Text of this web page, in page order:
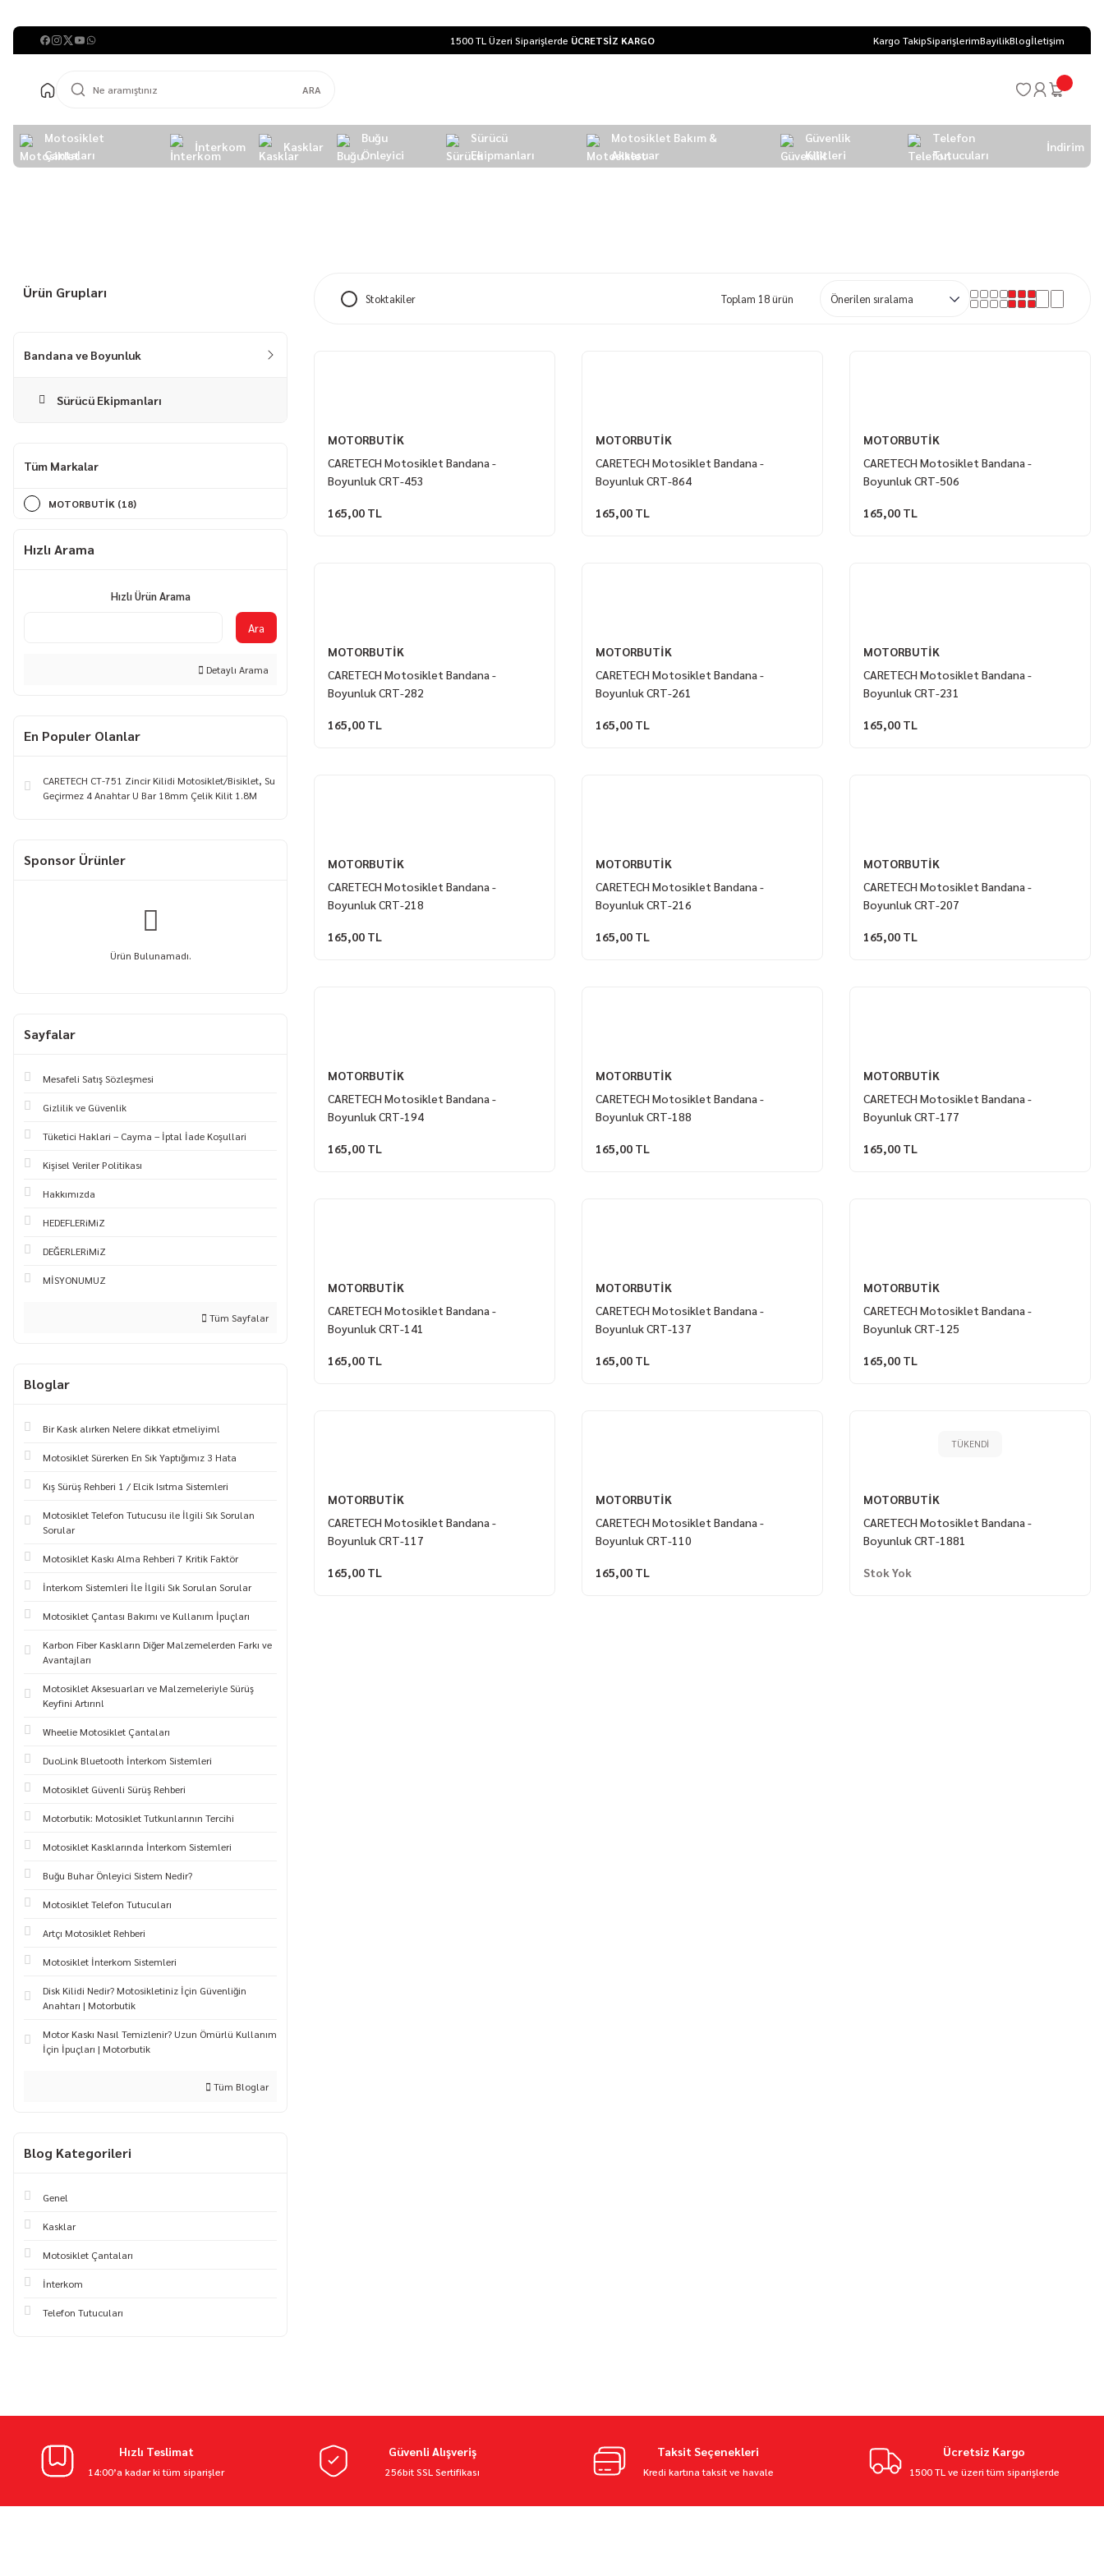
1500 TL Üzeri Siparişlerde ÜCRETSİZ KARGO Kargo TakipSiparişlerimBayilikBlogİletişim
ARA
Motosiklet
Çantaları
İnterkom Kasklar
Buğu
Önleyici
Sürücü
Ekipmanları
Motosiklet Bakım &
Aksesuar
Güvenlik
Kilitleri
Telefon
Tutucuları
İndirim
Ürün Grupları
Bandana ve Boyunluk
Sürücü Ekipmanları
Tüm Markalar
MOTORBUTİK (18)
Hızlı Arama
Hızlı Ürün Arama
Ara
Detaylı Arama
En Populer Olanlar
CARETECH CT-751 Zincir Kilidi Motosiklet/Bisiklet, Su
Geçirmez 4 Anahtar U Bar 18mm Çelik Kilit 1.8M
Sponsor Ürünler
Ürün Bulunamadı.
Sayfalar
Mesafeli Satış Sözleşmesi
Gizlilik ve Güvenlik
Tüketici Haklari – Cayma – İptal İade Koşullari
Kişisel Veriler Politikası
Hakkımızda
HEDEFLERiMiZ
DEĞERLERiMiZ
MİSYONUMUZ
Tüm Sayfalar
Bloglar
Bir Kask alırken Nelere dikkat etmeliyim!
Motosiklet Sürerken En Sık Yaptığımız 3 Hata
Kış Sürüş Rehberi 1 / Elcik Isıtma Sistemleri
Motosiklet Telefon Tutucusu ile İlgili Sık Sorulan
Sorular
Motosiklet Kaskı Alma Rehberi 7 Kritik Faktör
İnterkom Sistemleri İle İlgili Sık Sorulan Sorular
Motosiklet Çantası Bakımı ve Kullanım İpuçları
Karbon Fiber Kaskların Diğer Malzemelerden Farkı ve
Avantajları
Motosiklet Aksesuarları ve Malzemeleriyle Sürüş
Keyfini Artırın!
Wheelie Motosiklet Çantaları
DuoLink Bluetooth İnterkom Sistemleri
Motosiklet Güvenli Sürüş Rehberi
Motorbutik: Motosiklet Tutkunlarının Tercihi
Motosiklet Kasklarında İnterkom Sistemleri
Buğu Buhar Önleyici Sistem Nedir?
Motosiklet Telefon Tutucuları
Artçı Motosiklet Rehberi
Motosiklet İnterkom Sistemleri
Disk Kilidi Nedir? Motosikletiniz İçin Güvenliğin
Anahtarı | Motorbutik
Motor Kaskı Nasıl Temizlenir? Uzun Ömürlü Kullanım
İçin İpuçları | Motorbutik
Tüm Bloglar
Blog Kategorileri
Genel
Kasklar
Motosiklet Çantaları
İnterkom
Telefon Tutucuları
Stoktakiler Toplam 18 ürün
MOTORBUTİK
CARETECH Motosiklet Bandana -
Boyunluk CRT-453
165,00 TL
MOTORBUTİK
CARETECH Motosiklet Bandana -
Boyunluk CRT-864
165,00 TL
MOTORBUTİK
CARETECH Motosiklet Bandana -
Boyunluk CRT-506
165,00 TL
MOTORBUTİK
CARETECH Motosiklet Bandana -
Boyunluk CRT-282
165,00 TL
MOTORBUTİK
CARETECH Motosiklet Bandana -
Boyunluk CRT-261
165,00 TL
MOTORBUTİK
CARETECH Motosiklet Bandana -
Boyunluk CRT-231
165,00 TL
MOTORBUTİK
CARETECH Motosiklet Bandana -
Boyunluk CRT-218
165,00 TL
MOTORBUTİK
CARETECH Motosiklet Bandana -
Boyunluk CRT-216
165,00 TL
MOTORBUTİK
CARETECH Motosiklet Bandana -
Boyunluk CRT-207
165,00 TL
MOTORBUTİK
CARETECH Motosiklet Bandana -
Boyunluk CRT-194
165,00 TL
MOTORBUTİK
CARETECH Motosiklet Bandana -
Boyunluk CRT-188
165,00 TL
MOTORBUTİK
CARETECH Motosiklet Bandana -
Boyunluk CRT-177
165,00 TL
MOTORBUTİK
CARETECH Motosiklet Bandana -
Boyunluk CRT-141
165,00 TL
MOTORBUTİK
CARETECH Motosiklet Bandana -
Boyunluk CRT-137
165,00 TL
MOTORBUTİK
CARETECH Motosiklet Bandana -
Boyunluk CRT-125
165,00 TL
MOTORBUTİK
CARETECH Motosiklet Bandana -
Boyunluk CRT-117
165,00 TL
MOTORBUTİK
CARETECH Motosiklet Bandana -
Boyunluk CRT-110
165,00 TL
TÜKENDI
MOTORBUTİK
CARETECH Motosiklet Bandana -
Boyunluk CRT-1881
Stok Yok
Hızlı Teslimat
14:00’a kadar ki tüm siparişler
Güvenli Alışveriş
256bit SSL Sertifikası
Taksit Seçenekleri
Kredi kartına taksit ve havale
Ücretsiz Kargo
1500 TL ve üzeri tüm siparişlerde